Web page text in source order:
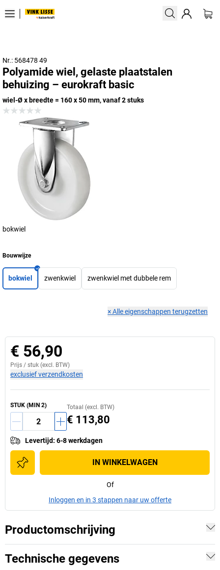
Nr.: 568478 49
Polyamide wiel, gelaste plaatstalen
behuizing – eurokraft basic
wiel-Ø x breedte = 160 x 50 mm, vanaf 2 stuks
bokwiel
Bouwwijze
bokwiel zwenkwiel zwenkwiel met dubbele rem
×Alle eigenschappen terugzetten
€ 56,90
Prijs / stuk (excl. BTW)
exclusief verzendkosten
STUK (MIN 2) Totaal (excl. BTW)
€ 113,80
Levertijd: 6-8 werkdagen
IN WINKELWAGEN
Of
Inloggen en in 3 stappen naar uw offerte
Productomschrijving
Technische gegevens